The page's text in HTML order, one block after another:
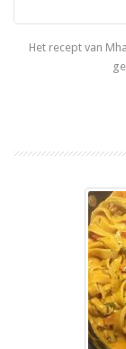
Het recept van